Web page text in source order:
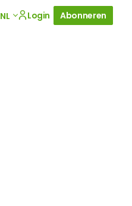
NL Login Abonneren